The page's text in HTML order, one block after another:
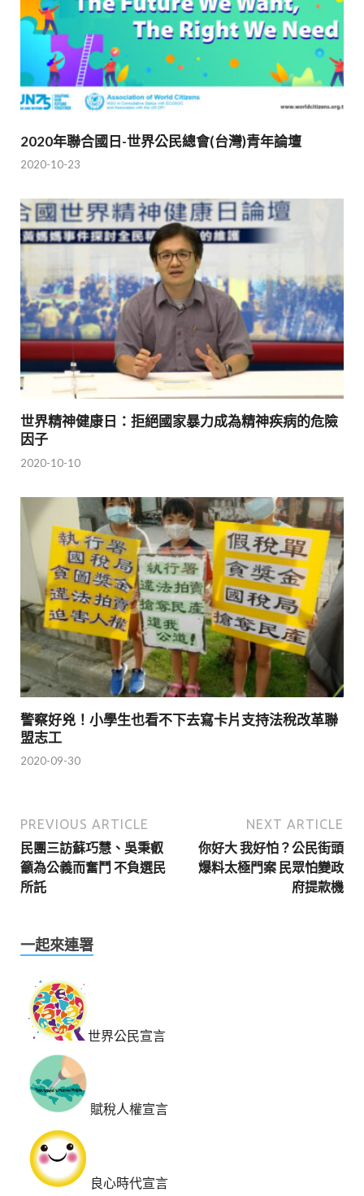
2020年聯合國日-世界公民總會(台灣)青年論壇
2020-10-23
世界精神健康日：拒絕國家暴力成為精神疾病的危險
因子
2020-10-10
警察好兇！小學生也看不下去寫卡片支持法稅改革聯
盟志工
2020-09-30
PREVIOUS ARTICLE
民團三訪蘇巧慧、吳秉叡
籲為公義而奮鬥 不負選民
所託
NEXT ARTICLE
你好大 我好怕？公民街頭
爆料太極門案 民眾怕變政
府提款機
一起來連署
世界公民宣言
賦稅人權宣言
良心時代宣言